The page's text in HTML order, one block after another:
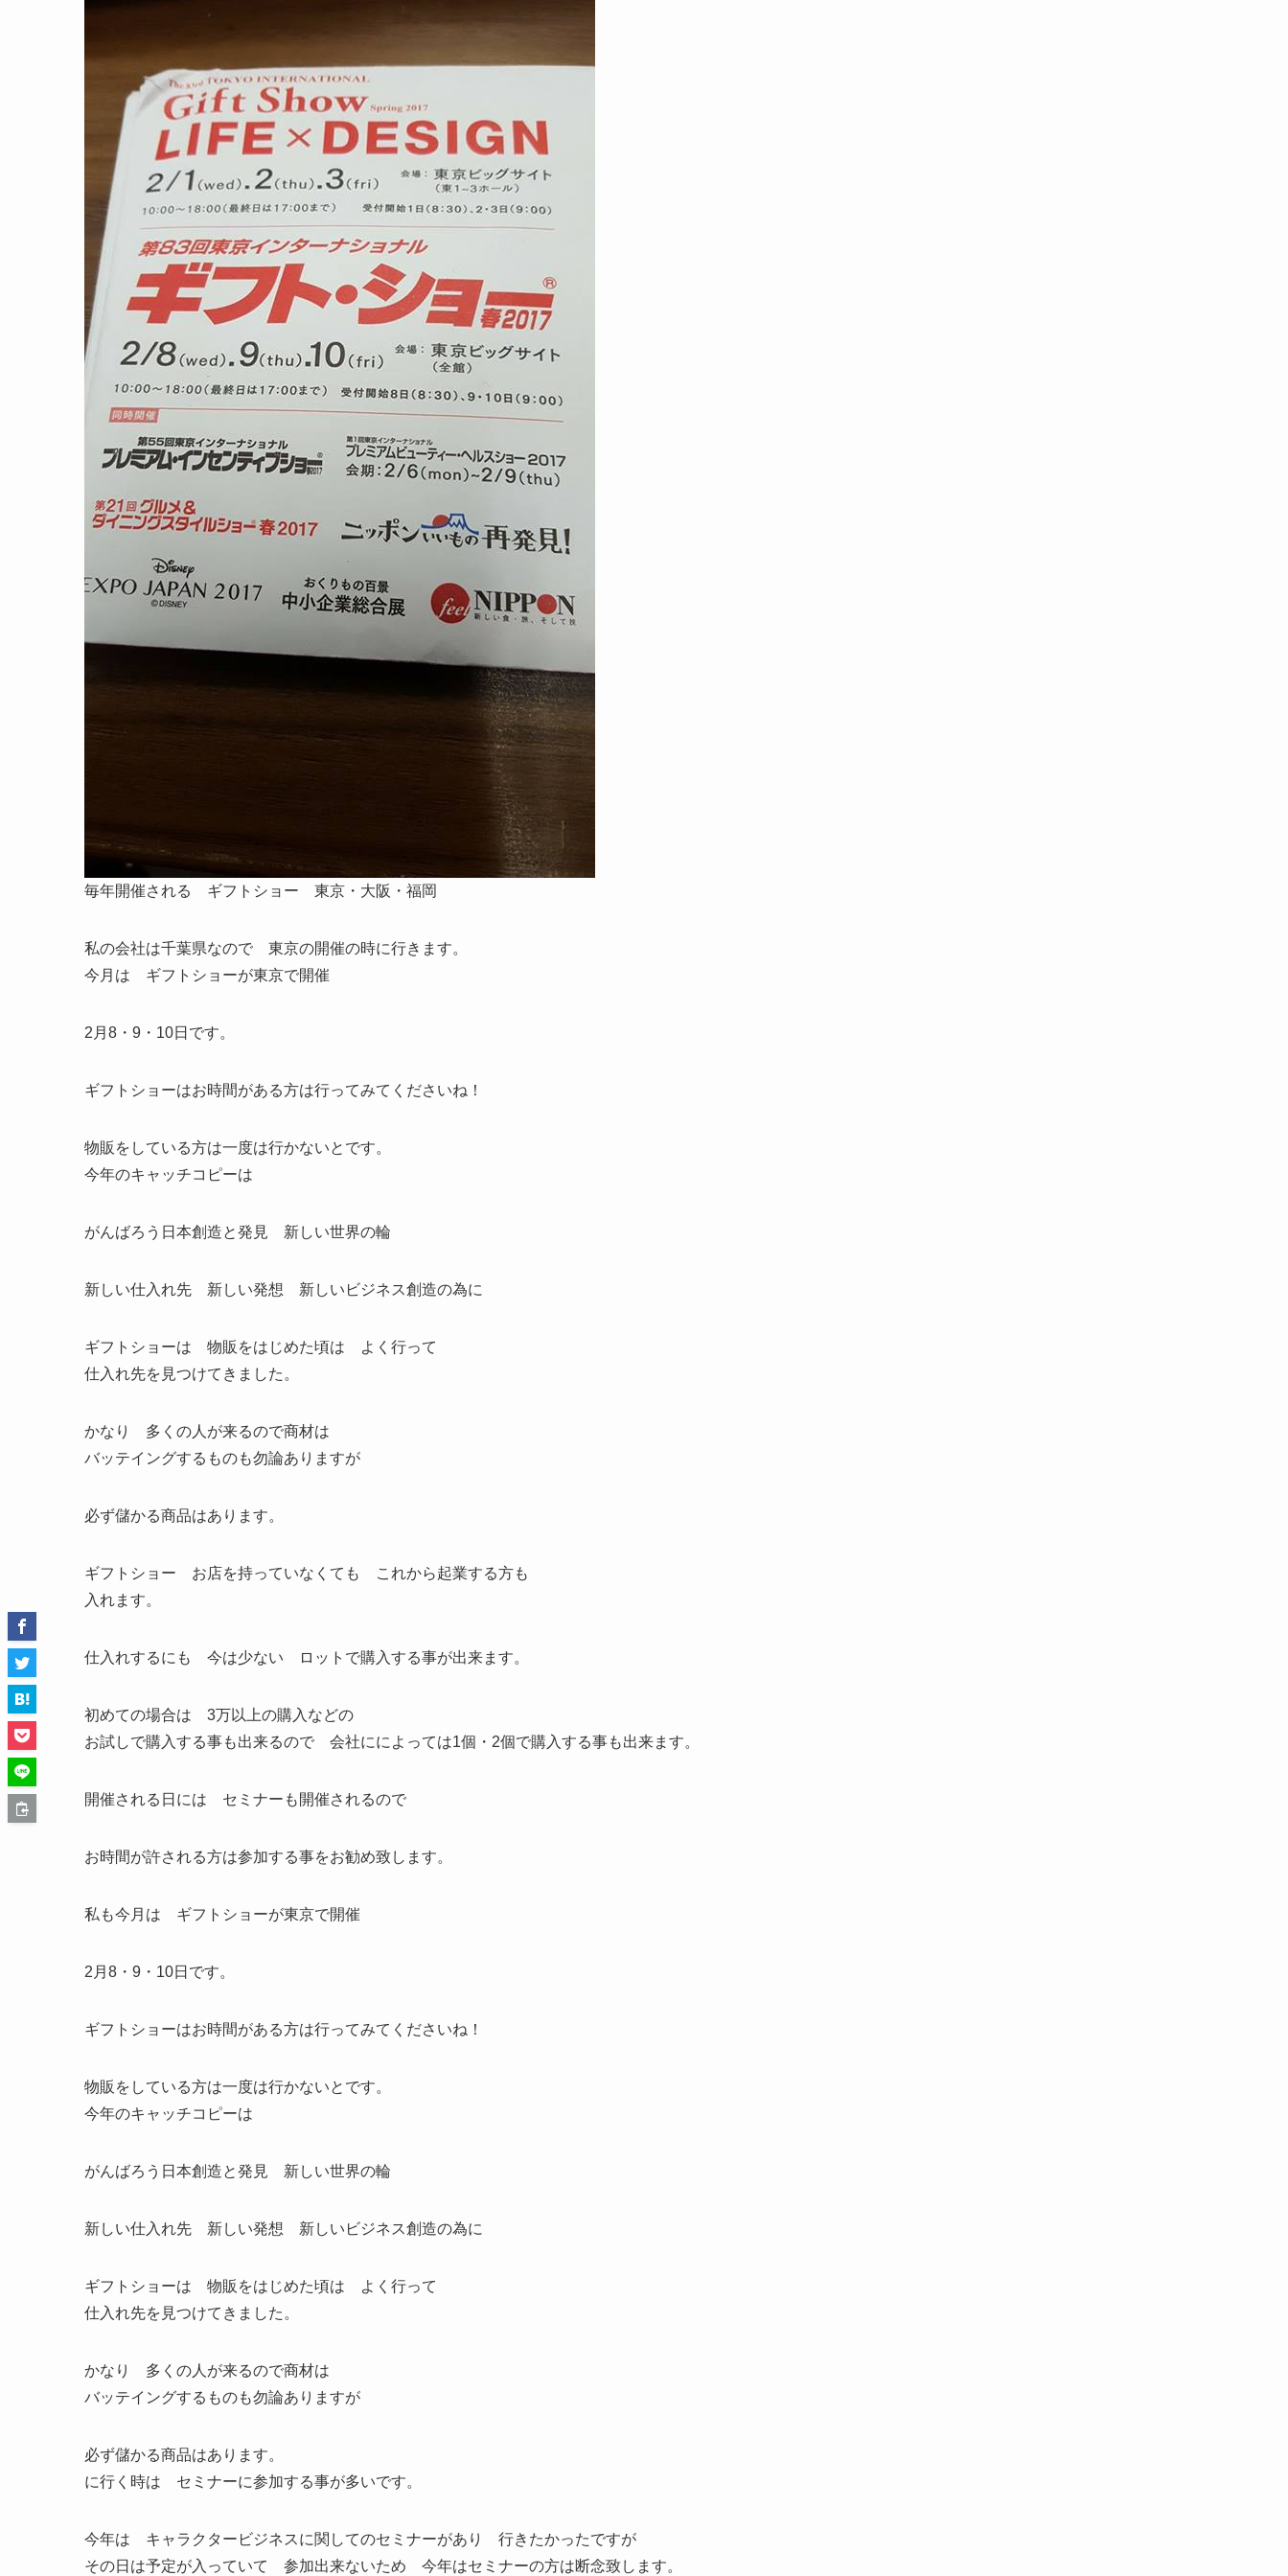
毎年開催される ギフトショー 東京・大阪・福岡
私の会社は千葉県なので 東京の開催の時に行きます。
今月は ギフトショーが東京で開催
2月8・9・10日です。
ギフトショーはお時間がある方は行ってみてくださいね！
物販をしている方は一度は行かないとです。
今年のキャッチコピーは
がんばろう日本創造と発見 新しい世界の輪
新しい仕入れ先 新しい発想 新しいビジネス創造の為に
ギフトショーは 物販をはじめた頃は よく行って
仕入れ先を見つけてきました。
かなり 多くの人が来るので商材は
バッテイングするものも勿論ありますが
必ず儲かる商品はあります。
ギフトショー お店を持っていなくても これから起業する方も
入れます。
仕入れするにも 今は少ない ロットで購入する事が出来ます。
初めての場合は 3万以上の購入などの
お試しで購入する事も出来るので 会社にによっては1個・2個で購入する事も出来ます。
開催される日には セミナーも開催されるので
お時間が許される方は参加する事をお勧め致します。
私も今月は ギフトショーが東京で開催
2月8・9・10日です。
ギフトショーはお時間がある方は行ってみてくださいね！
物販をしている方は一度は行かないとです。
今年のキャッチコピーは
がんばろう日本創造と発見 新しい世界の輪
新しい仕入れ先 新しい発想 新しいビジネス創造の為に
ギフトショーは 物販をはじめた頃は よく行って
仕入れ先を見つけてきました。
かなり 多くの人が来るので商材は
バッテイングするものも勿論ありますが
必ず儲かる商品はあります。
に行く時は セミナーに参加する事が多いです。
今年は キャラクタービジネスに関してのセミナーがあり 行きたかったですが
その日は予定が入っていて 参加出来ないため 今年はセミナーの方は断念致します。